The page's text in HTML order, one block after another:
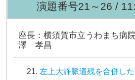
演題番号21～26 /
座長：横須賀市立うわまち病
澤 孝昌
左上大静脈遺残を合併し